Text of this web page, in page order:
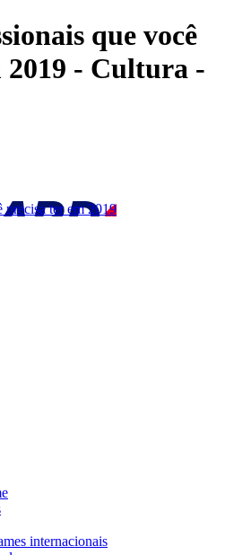
que você
2019 - Cultura -
precisa ter em 2019
internacionais